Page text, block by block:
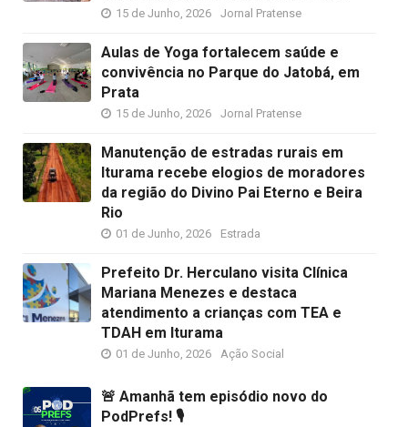
15 de Junho, 2026 Jornal Pratense
Aulas de Yoga fortalecem saúde e
convivência no Parque do Jatobá, em
Prata
15 de Junho, 2026 Jornal Pratense
Manutenção de estradas rurais em
Iturama recebe elogios de moradores
da região do Divino Pai Eterno e Beira
Rio
01 de Junho, 2026 Estrada
Prefeito Dr. Herculano visita Clínica
Mariana Menezes e destaca
atendimento a crianças com TEA e
TDAH em Iturama
01 de Junho, 2026 Ação Social
🚨 Amanhã tem episódio novo do
PodPrefs! 🎙️